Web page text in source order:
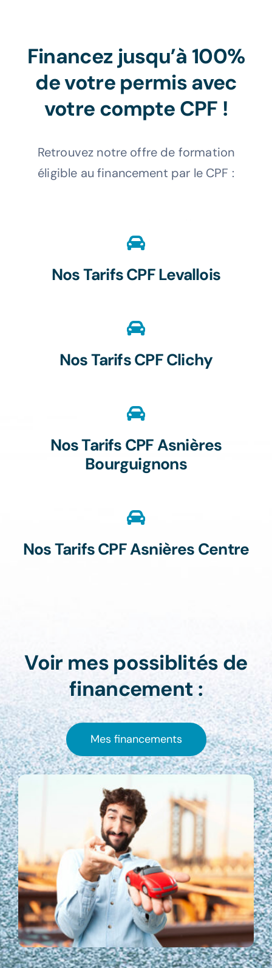
Nos avis
Financez jusqu’à 100%
de votre permis avec
votre compte CPF !
Retrouvez notre offre de formation
éligible au financement par le CPF :
Nos Tarifs CPF Levallois
Nos Tarifs CPF Clichy
Nos Tarifs CPF Asnières
Bourguignons
Nos Tarifs CPF Asnières Centre
Voir mes possiblités de
financement :
Mes financements